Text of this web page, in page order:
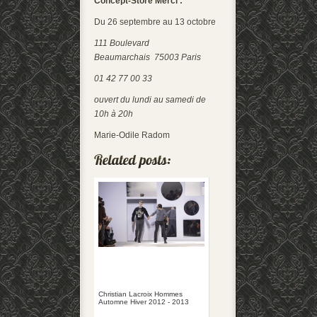
Du 26 septembre au 13 octobre
111 Boulevard
Beaumarchais 75003 Paris
01 42 77 00 33
ouvert du lundi au samedi de
10h à 20h
Marie-Odile Radom
Christian Lacroix Hommes
Automne Hiver 2012 - 2013